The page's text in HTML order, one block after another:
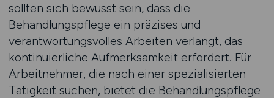
sollten sich bewusst sein, dass die
Behandlungspflege ein präzises und
verantwortungsvolles Arbeiten verlangt, das
kontinuierliche Aufmerksamkeit erfordert. Für
Arbeitnehmer, die nach einer spezialisierten
Tätigkeit suchen, bietet die Behandlungspflege